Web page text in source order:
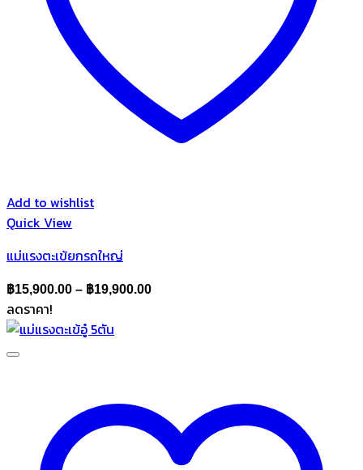
Add to wishlist
Quick View
แม่แรงตะเข้ยกรถใหญ่
฿15,900.00 – ฿19,900.00Price
ลดราคา!